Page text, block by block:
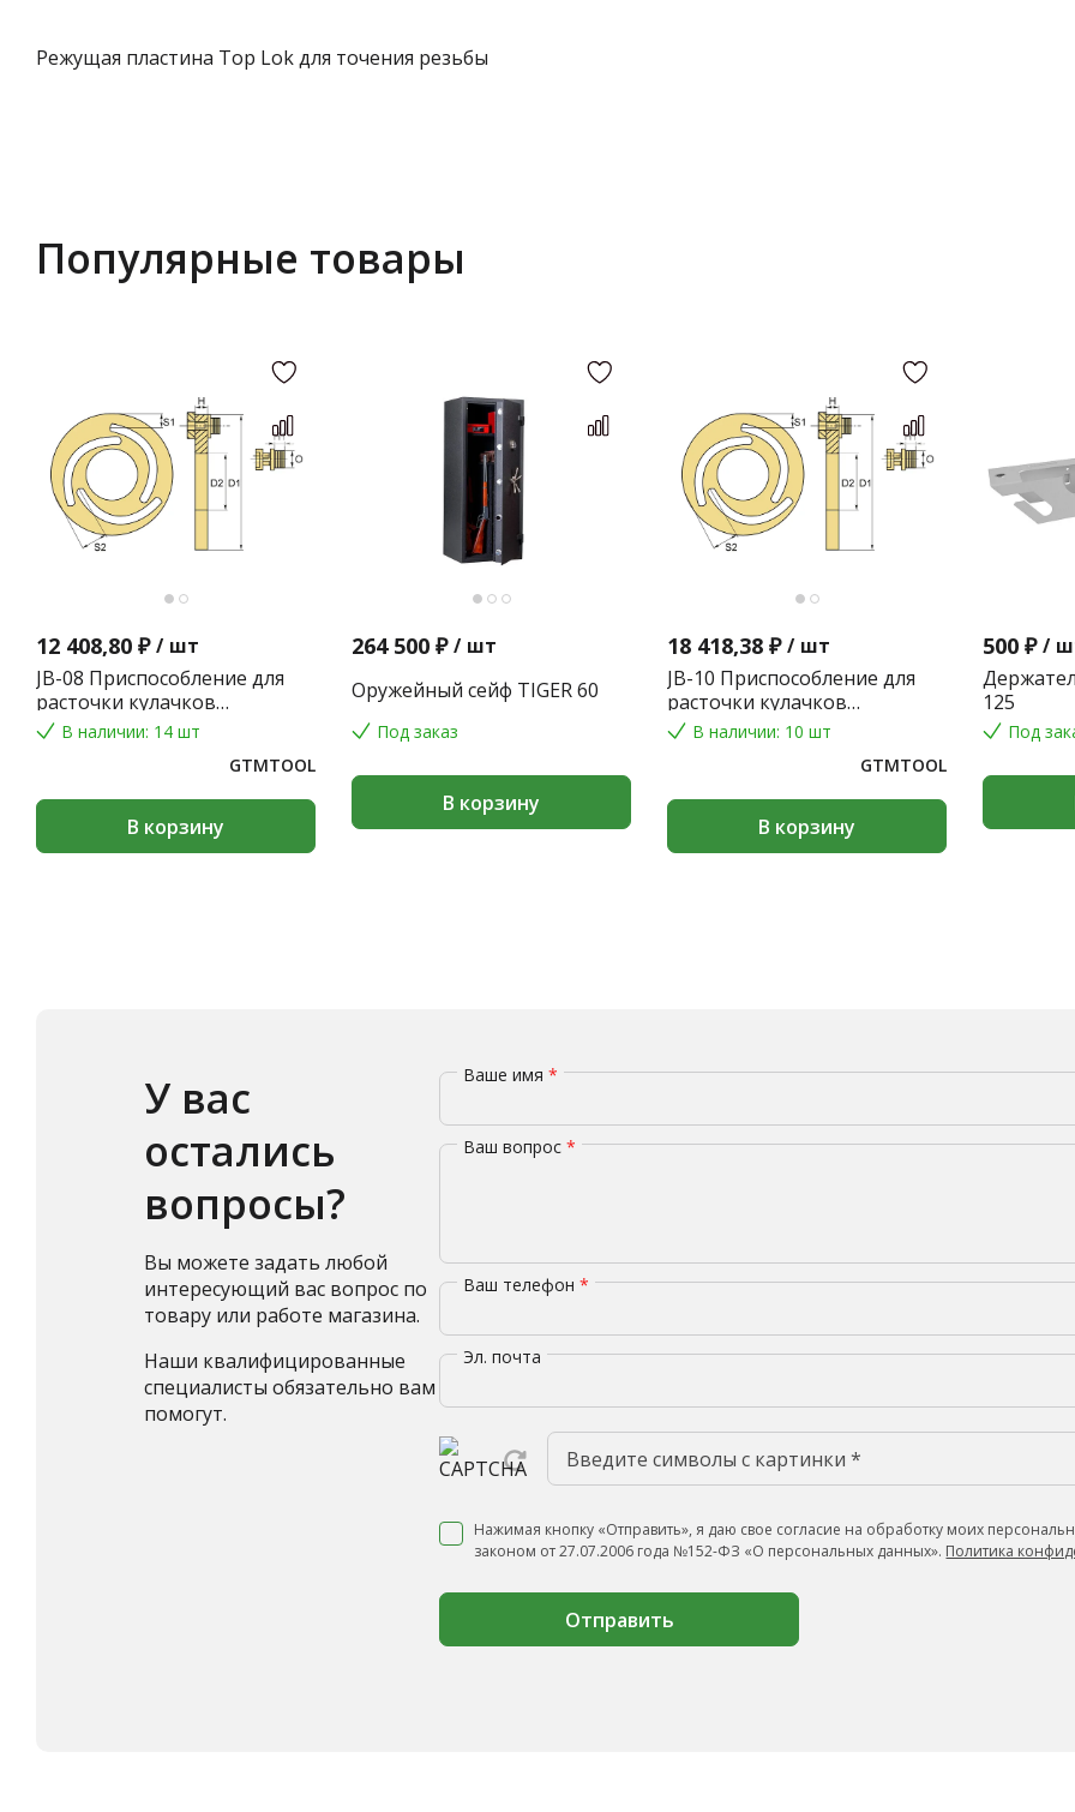
Режущая пластина Top Lok для точения резьбы
Популярные товары
12 408,80 ₽ / шт
JB-08 Приспособление для
расточки кулачков
токарного патрона
В наличии: 14 шт
GTMTOOL
В корзину
264 500 ₽ / шт
Оружейный сейф TIGER 60
Под заказ
В корзину
18 418,38 ₽ / шт
JB-10 Приспособление для
расточки кулачков
токарного патрона
В наличии: 10 шт
GTMTOOL
В корзину
500 ₽ /
125
Под
У вас
остались
вопросы?
Вы можете задать любой
интересующий вас вопрос по
товару или работе магазина.
Наши квалифицированные
специалисты обязательно вам
помогут.
Ваше имя*
Ваш вопрос*
Ваш телефон*
Эл. почта
Нажимая кнопку «Отправить», я даю свое согласие на обработку моих
законом от 27.07.2006 года №152-ФЗ «О персональных данных». Политика
Отправить